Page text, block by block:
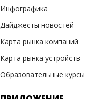
Инфографика
Дайджесты новостей
Карта рынка компаний
Карта рынка устройств
Образовательные курсы